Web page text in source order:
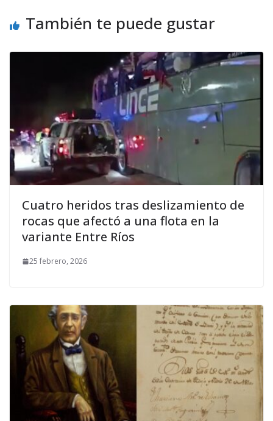
También te puede gustar
Cuatro heridos tras deslizamiento de
rocas que afectó a una flota en la
variante Entre Ríos
25 febrero, 2026